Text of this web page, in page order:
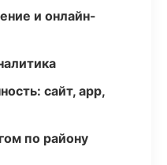
и онлайн-
сайт, app,
по району